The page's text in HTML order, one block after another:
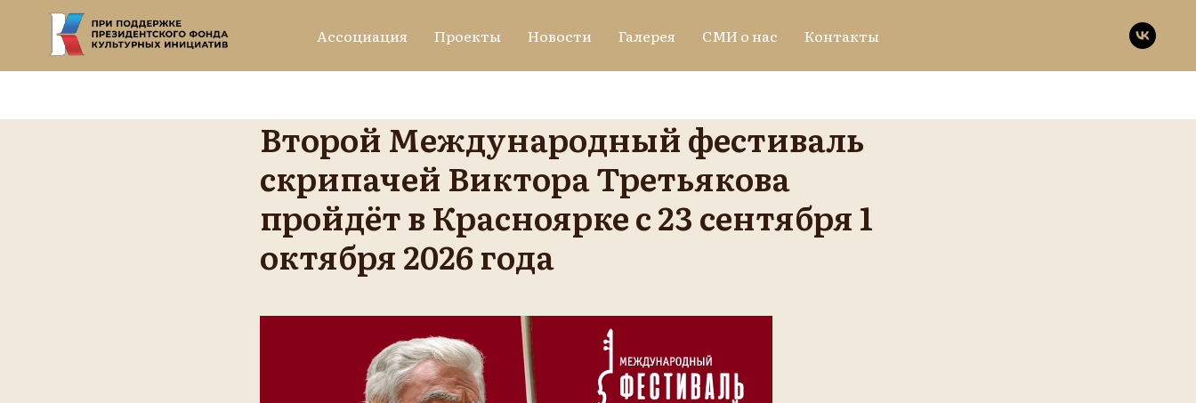
Ассоциация Проекты Новости Галерея СМИ о нас Контакты
Второй Международный фестиваль
скрипачей Виктора Третьякова
пройдёт в Красноярке с 23 сентября 1
октября 2026 года